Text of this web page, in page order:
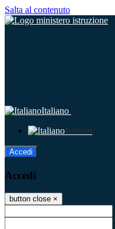
Salta al contenuto
Italiano
Italiano
Accedi
Accedi
button close ×